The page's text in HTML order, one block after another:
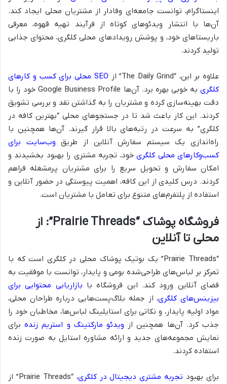
اینستاگرام، توانست جامعه‌ای وفادار از مشتریان محلی ایجاد کند.
آن‌ها با انتشار ویدئوهای کوتاه از فرآیند تهیه قهوه، معرفی
باریستاهای خود، و پوشش رویدادهای محلی کلگری، محتوای جذابی
تولید کردند.
علاوه بر این، “The Daily Grind” از
SEO محلی برای کسب و کارهای
کلگری
به خوبی بهره برد. آن‌ها Google Business Profile خود را با
دقت بهینه‌سازی کرده و مشتریان را به گذاشتن نقد و بررسی تشویق
کردند. این کار باعث شد تا در جستجوهای محلی “بهترین کافه در
کلگری” به سرعت در رتبه‌های بالا قرار گیرند. آن‌ها همچنین با
راه‌اندازی یک سیستم سفارش آنلاین از طریق وب‌سایت برای
کسب‌وکارهای محلی کلگریخود، تجربه مشتری را بهبود بخشیدند و
امکان سفارش و تحویل سریع را برای مشتریان پرمشغله فراهم
کردند. درس کلیدی از این کافه، اهمیت پیوستگی در حضور آنلاین و
استفاده از پلتفرم‌های متنوع برای تعامل با مشتریان است.
فروشگاه پوشاک “Prairie Threads”: از
محلی تا آنلاین
“Prairie Threads” یک بوتیک پوشاک محلی در کلگری است که با
تمرکز بر لباس‌های طراحی‌شده بومی و پایدار، توانست با موفقیت به
فضای آنلاین ورود کند. این فروشگاه با بازاریابی محتوایی برای
بیزینس‌های کلگری، از جمله بلاگ‌پست‌هایی درباره طراحان محلی،
مواد اولیه پایدار، و نکاتی برای استایلینگ لباس‌ها، مخاطبان خود را
جذب کرد. آن‌ها همچنین از ویدئو مارکتینگ و استریم زندهبرای
نمایش مجموعه‌های جدید و ارائه مشاوره استایل به صورت زنده
استفاده کردند.
برای بهبود تجربه مشتری دیجیتال در کلگری، “Prairie Threads” از